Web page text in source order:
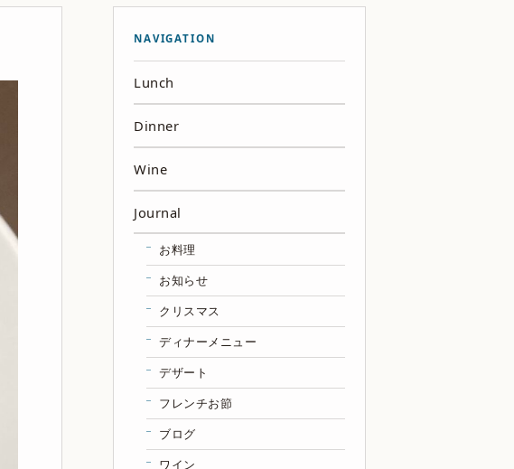
NAVIGATION
Lunch
Dinner
Wine
Journal
お料理
お知らせ
クリスマス
ディナーメニュー
デザート
フレンチお節
ブログ
ワイン